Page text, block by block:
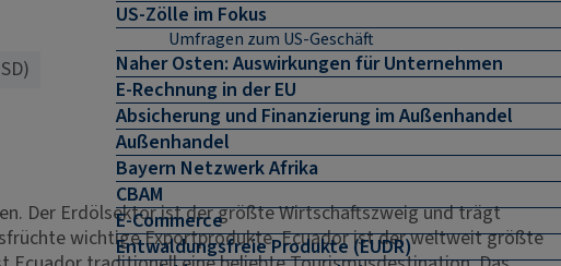
US-Zölle im Fokus
Umfragen zum US-Geschäft
Naher Osten: Auswirkungen für Unternehmen
E-Rechnung in der EU
Absicherung und Finanzierung im Außenhandel
Außenhandel
Bayern Netzwerk Afrika
CBAM
E-Commerce
Entwaldungsfreie Produkte (EUDR)
Der Erdölsektor ist der größte Wirtschaftszweig und trägt
wichtige Exportprodukte. Ecuador ist der weltweit größte